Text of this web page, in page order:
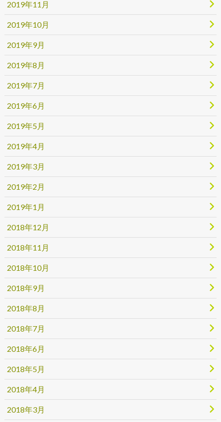
2019年11月
2019年10月
2019年9月
2019年8月
2019年7月
2019年6月
2019年5月
2019年4月
2019年3月
2019年2月
2019年1月
2018年12月
2018年11月
2018年10月
2018年9月
2018年8月
2018年7月
2018年6月
2018年5月
2018年4月
2018年3月